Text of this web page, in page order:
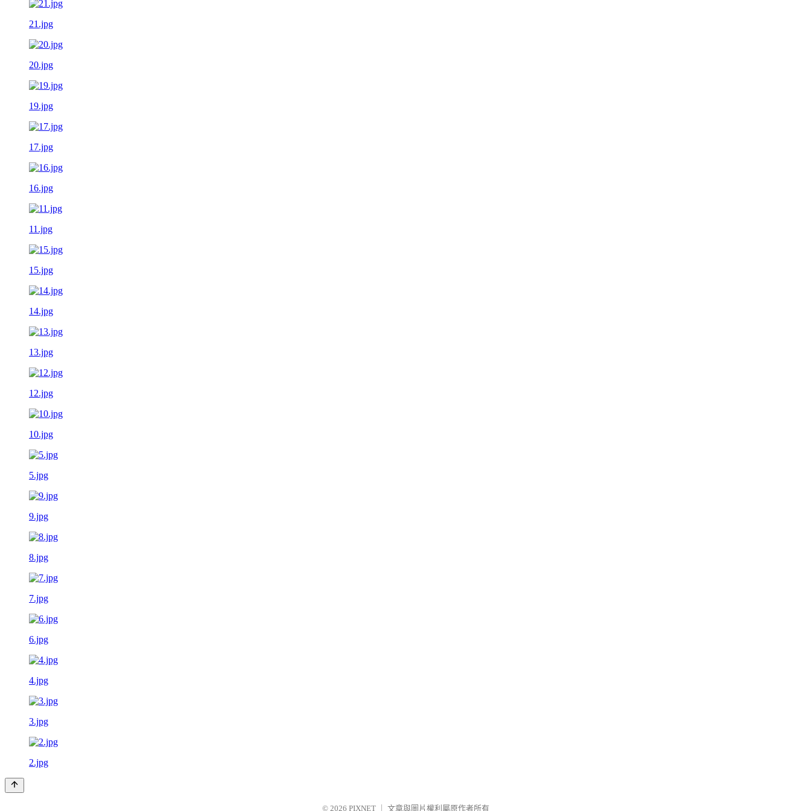
21.jpg
20.jpg
19.jpg
17.jpg
16.jpg
11.jpg
15.jpg
14.jpg
13.jpg
12.jpg
10.jpg
5.jpg
9.jpg
8.jpg
7.jpg
6.jpg
4.jpg
3.jpg
2.jpg
© 2026 PIXNET 文章與圖片權利屬原作者所有